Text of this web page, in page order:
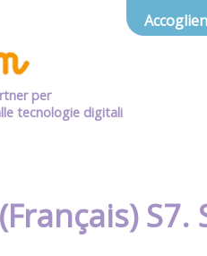
per
tecnologie digitali
(Français)